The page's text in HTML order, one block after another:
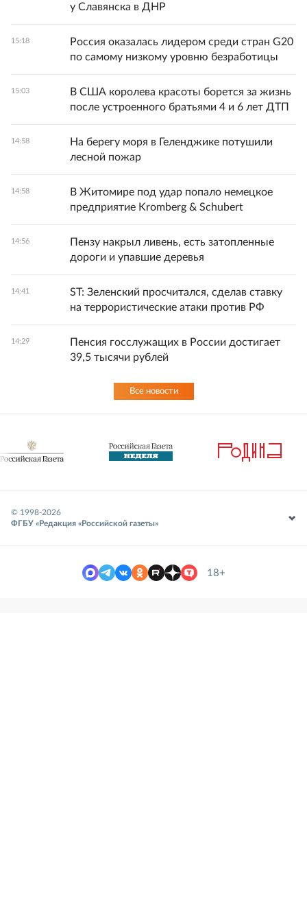
у Славянска в ДНР
15:18
Россия оказалась лидером среди стран G20
по самому низкому уровню безработицы
15:03
В США королева красоты борется за жизнь
после устроенного братьями 4 и 6 лет ДТП
14:58
На берегу моря в Геленджике потушили
лесной пожар
14:58
В Житомире под удар попало немецкое
предприятие Kromberg & Schubert
14:56
Пензу накрыл ливень, есть затопленные
дороги и упавшие деревья
14:41
ST: Зеленский просчитался, сделав ставку
на террористические атаки против РФ
14:29
Пенсия госслужащих в России достигает
39,5 тысячи рублей
Все новости
© 1998-2026
ФГБУ «Редакция «Российской газеты»
18+